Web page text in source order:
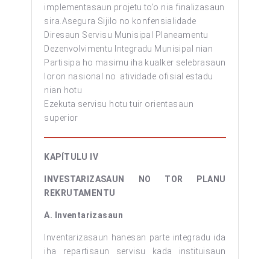
implementasaun projetu to’o nia finalizasaun
sira.Asegura Sijilo no konfensialidade
Diresaun Servisu Munisipal Planeamentu
Dezenvolvimentu Integradu Munisipal nian
Partisipa ho masimu iha kualker selebrasaun
loron nasional no atividade ofisial estadu
nian hotu
Ezekuta servisu hotu tuir orientasaun
superior
KAPÍTULU IV
INVESTARIZASAUN NO TOR PLANU
REKRUTAMENTU
A. Inventarizasaun
Inventarizasaun hanesan parte integradu ida
iha repartisaun servisu kada instituisaun